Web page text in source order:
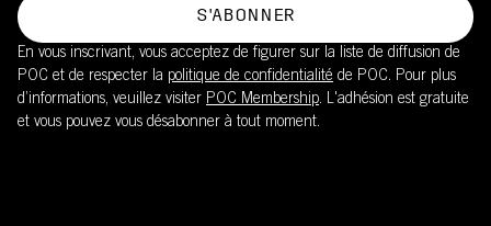
S'ABONNER
En vous inscrivant, vous acceptez de figurer sur la liste de diffusion de
POC et de respecter la politique de confidentialité de POC. Pour plus
d’informations, veuillez visiter POC Membership. L'adhésion est gratuite
et vous pouvez vous désabonner à tout moment.